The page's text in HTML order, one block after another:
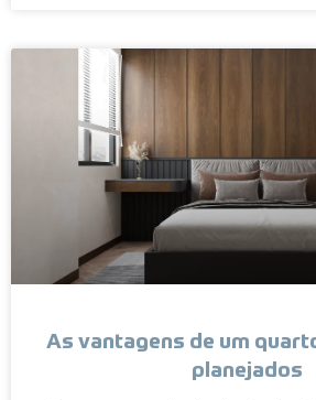
As vantagens de um
planejados